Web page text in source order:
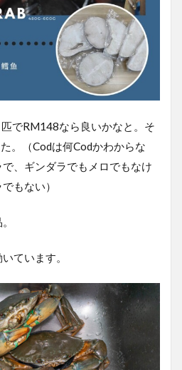
でRM148なら良いかなと。そ
。（Codは何Codかわからな
、ギンダラでもメロでもなけ
もない）
ています。